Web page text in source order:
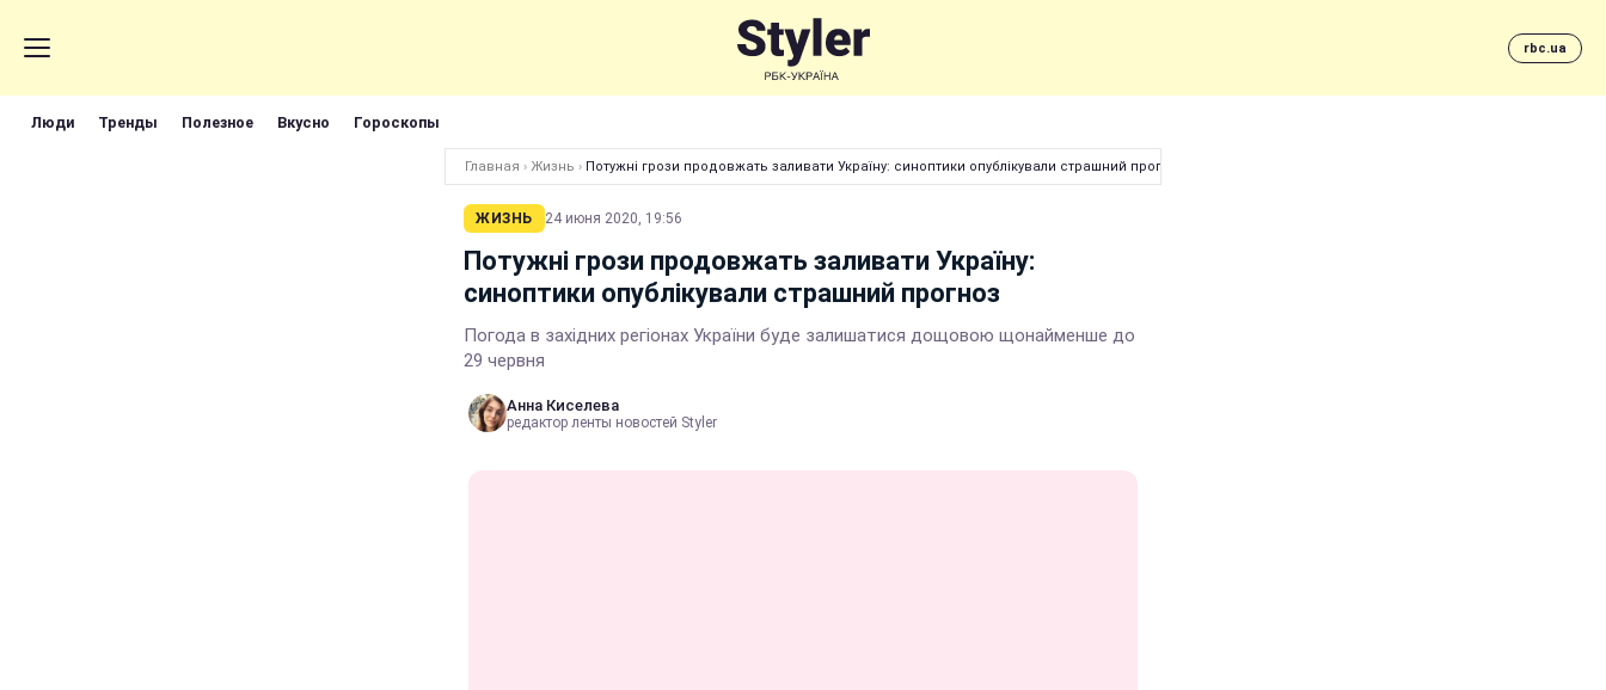
rbc.ua
Люди Тренды Полезное Вкусно Гороскопы
Главная › Жизнь › Потужні грози продовжать заливати Україну: синоптики опублікували страшний прогноз
ЖИЗНЬ 24 июня 2020, 19:56
Потужні грози продовжать заливати Україну:
синоптики опублікували страшний прогноз
Погода в західних регіонах України буде залишатися дощовою щонайменше до
29 червня
Анна Киселева
редактор ленты новостей Styler